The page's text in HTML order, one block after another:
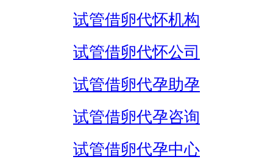
试管借卵代怀机构
试管借卵代怀公司
试管借卵代孕助孕
试管借卵代孕咨询
试管借卵代孕中心